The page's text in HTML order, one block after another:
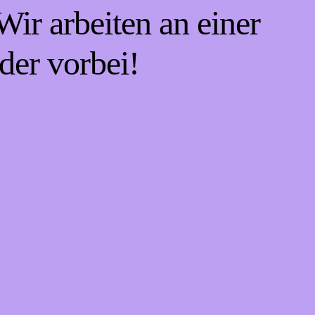
arbeiten an einer
vorbei!